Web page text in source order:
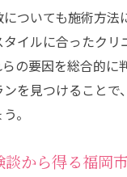
輝かせるためのホ
でのホワイトニン
ついても施術方法
イルに合ったクリ
の要因を総合的に
を見つけることで
。
談から得る福岡